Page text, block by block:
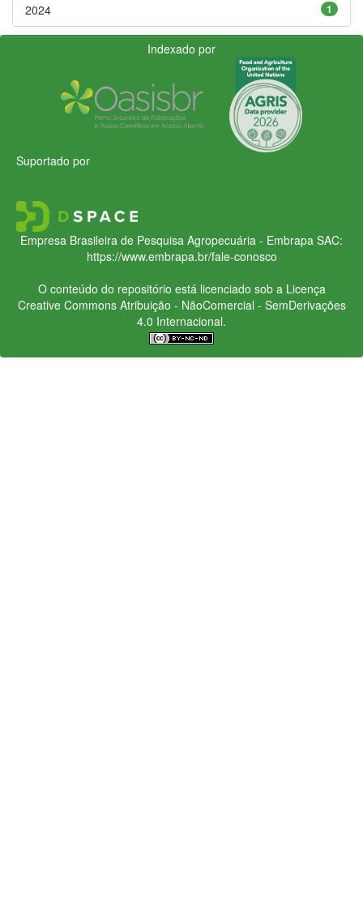
1
2024
Indexado por
Suportado por
Empresa Brasileira de Pesquisa Agropecuária - Embrapa SAC:
https://www.embrapa.br/fale-conosco
O conteúdo do repositório está licenciado sob a Licença
Creative CommonsAtribuição - NãoComercial - SemDerivações
4.0 Internacional.